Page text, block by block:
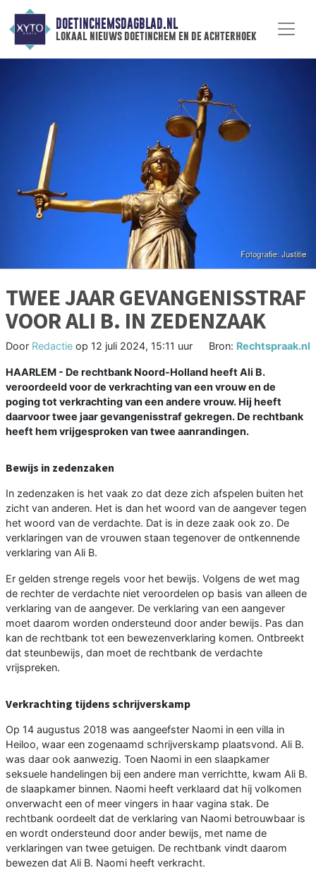
DOETINCHEMSDAGBLAD.NL
lokaal nieuws doetinchem en de achterhoek
TWEE JAAR GEVANGENISSTRAF
VOOR ALI B. IN ZEDENZAAK
Door Redactie op 12 juli 2024, 15:11 uur Bron: Rechtspraak.nl
HAARLEM - De rechtbank Noord-Holland heeft Ali B.
veroordeeld voor de verkrachting van een vrouw en de
poging tot verkrachting van een andere vrouw. Hij heeft
daarvoor twee jaar gevangenisstraf gekregen. De rechtbank
heeft hem vrijgesproken van twee aanrandingen.
Bewijs in zedenzaken
In zedenzaken is het vaak zo dat deze zich afspelen buiten het
zicht van anderen. Het is dan het woord van de aangever tegen
het woord van de verdachte. Dat is in deze zaak ook zo. De
verklaringen van de vrouwen staan tegenover de ontkennende
verklaring van Ali B.
Er gelden strenge regels voor het bewijs. Volgens de wet mag
de rechter de verdachte niet veroordelen op basis van alleen de
verklaring van de aangever. De verklaring van een aangever
moet daarom worden ondersteund door ander bewijs. Pas dan
kan de rechtbank tot een bewezenverklaring komen. Ontbreekt
dat steunbewijs, dan moet de rechtbank de verdachte
vrijspreken.
Verkrachting tijdens schrijverskamp
Op 14 augustus 2018 was aangeefster Naomi in een villa in
Heiloo, waar een zogenaamd schrijverskamp plaatsvond. Ali B.
was daar ook aanwezig. Toen Naomi in een slaapkamer
seksuele handelingen bij een andere man verrichtte, kwam Ali B.
de slaapkamer binnen. Naomi heeft verklaard dat hij volkomen
onverwacht een of meer vingers in haar vagina stak. De
rechtbank oordeelt dat de verklaring van Naomi betrouwbaar is
en wordt ondersteund door ander bewijs, met name de
verklaringen van twee getuigen. De rechtbank vindt daarom
bewezen dat Ali B. Naomi heeft verkracht.